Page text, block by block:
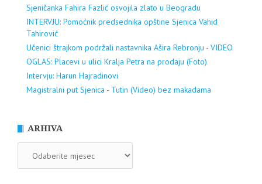
Sjeničanka Fahira Fazlić osvojila zlato u Beogradu
INTERVJU: Pomoćnik predsednika opštine Sjenica Vahid
Tahirović
Učenici štrajkom podržali nastavnika Ašira Rebronju - VIDEO
OGLAS: Placevi u ulici Kralja Petra na prodaju (Foto)
Intervju: Harun Hajradinovi
Magistralni put Sjenica - Tutin (Video) bez makadama
ARHIVA